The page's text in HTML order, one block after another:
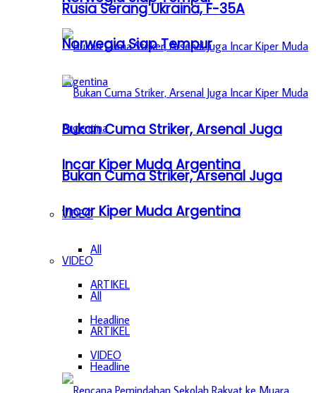
Bukan Cuma Striker, Arsenal Juga
Incar Kiper Muda Argentina
VIDEO
All
ARTIKEL
Headline
VIDEO
Rusia Serang Ukraina, F-35A
Norwegia Siap Tempur
Bukan Cuma Striker, Arsenal Juga
Incar Kiper Muda Argentina
VIDEO
All
ARTIKEL
Headline